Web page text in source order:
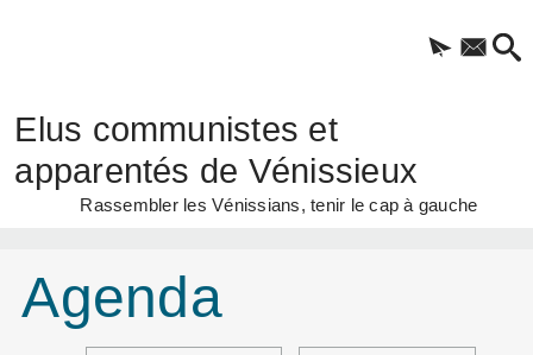
Elus communistes et
apparentés de Vénissieux
Rassembler les Vénissians, tenir le cap à gauche
Agenda